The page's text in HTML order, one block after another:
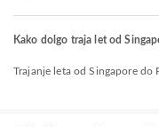
Kako dolgo traja let od
Trajanje leta od Singapore